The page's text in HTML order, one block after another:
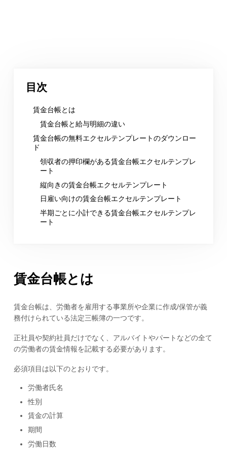
目次
賃金台帳とは
賃金台帳と給与明細の違い
賃金台帳の無料エクセルテンプレートのダウンロー
ド
領収者の押印欄がある賃金台帳エクセルテンプレ
ート
縦向きの賃金台帳エクセルテンプレート
日雇い向けの賃金台帳エクセルテンプレート
半期ごとに小計できる賃金台帳エクセルテンプレ
ート
賃金台帳とは
賃金台帳は、労働者を雇用する事業所や企業に作成/保管が義
務付けられている法定三帳簿の一つです。
正社員や契約社員だけでなく、アルバイトやパートなどの全て
の労働者の賃金情報を記載する必要があります。
必須項目は以下のとおりです。
労働者氏名
性別
賃金の計算
期間
労働日数